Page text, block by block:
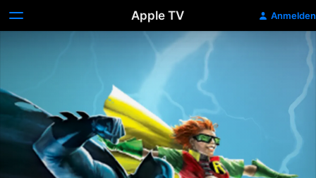
Apple TV Anmelden